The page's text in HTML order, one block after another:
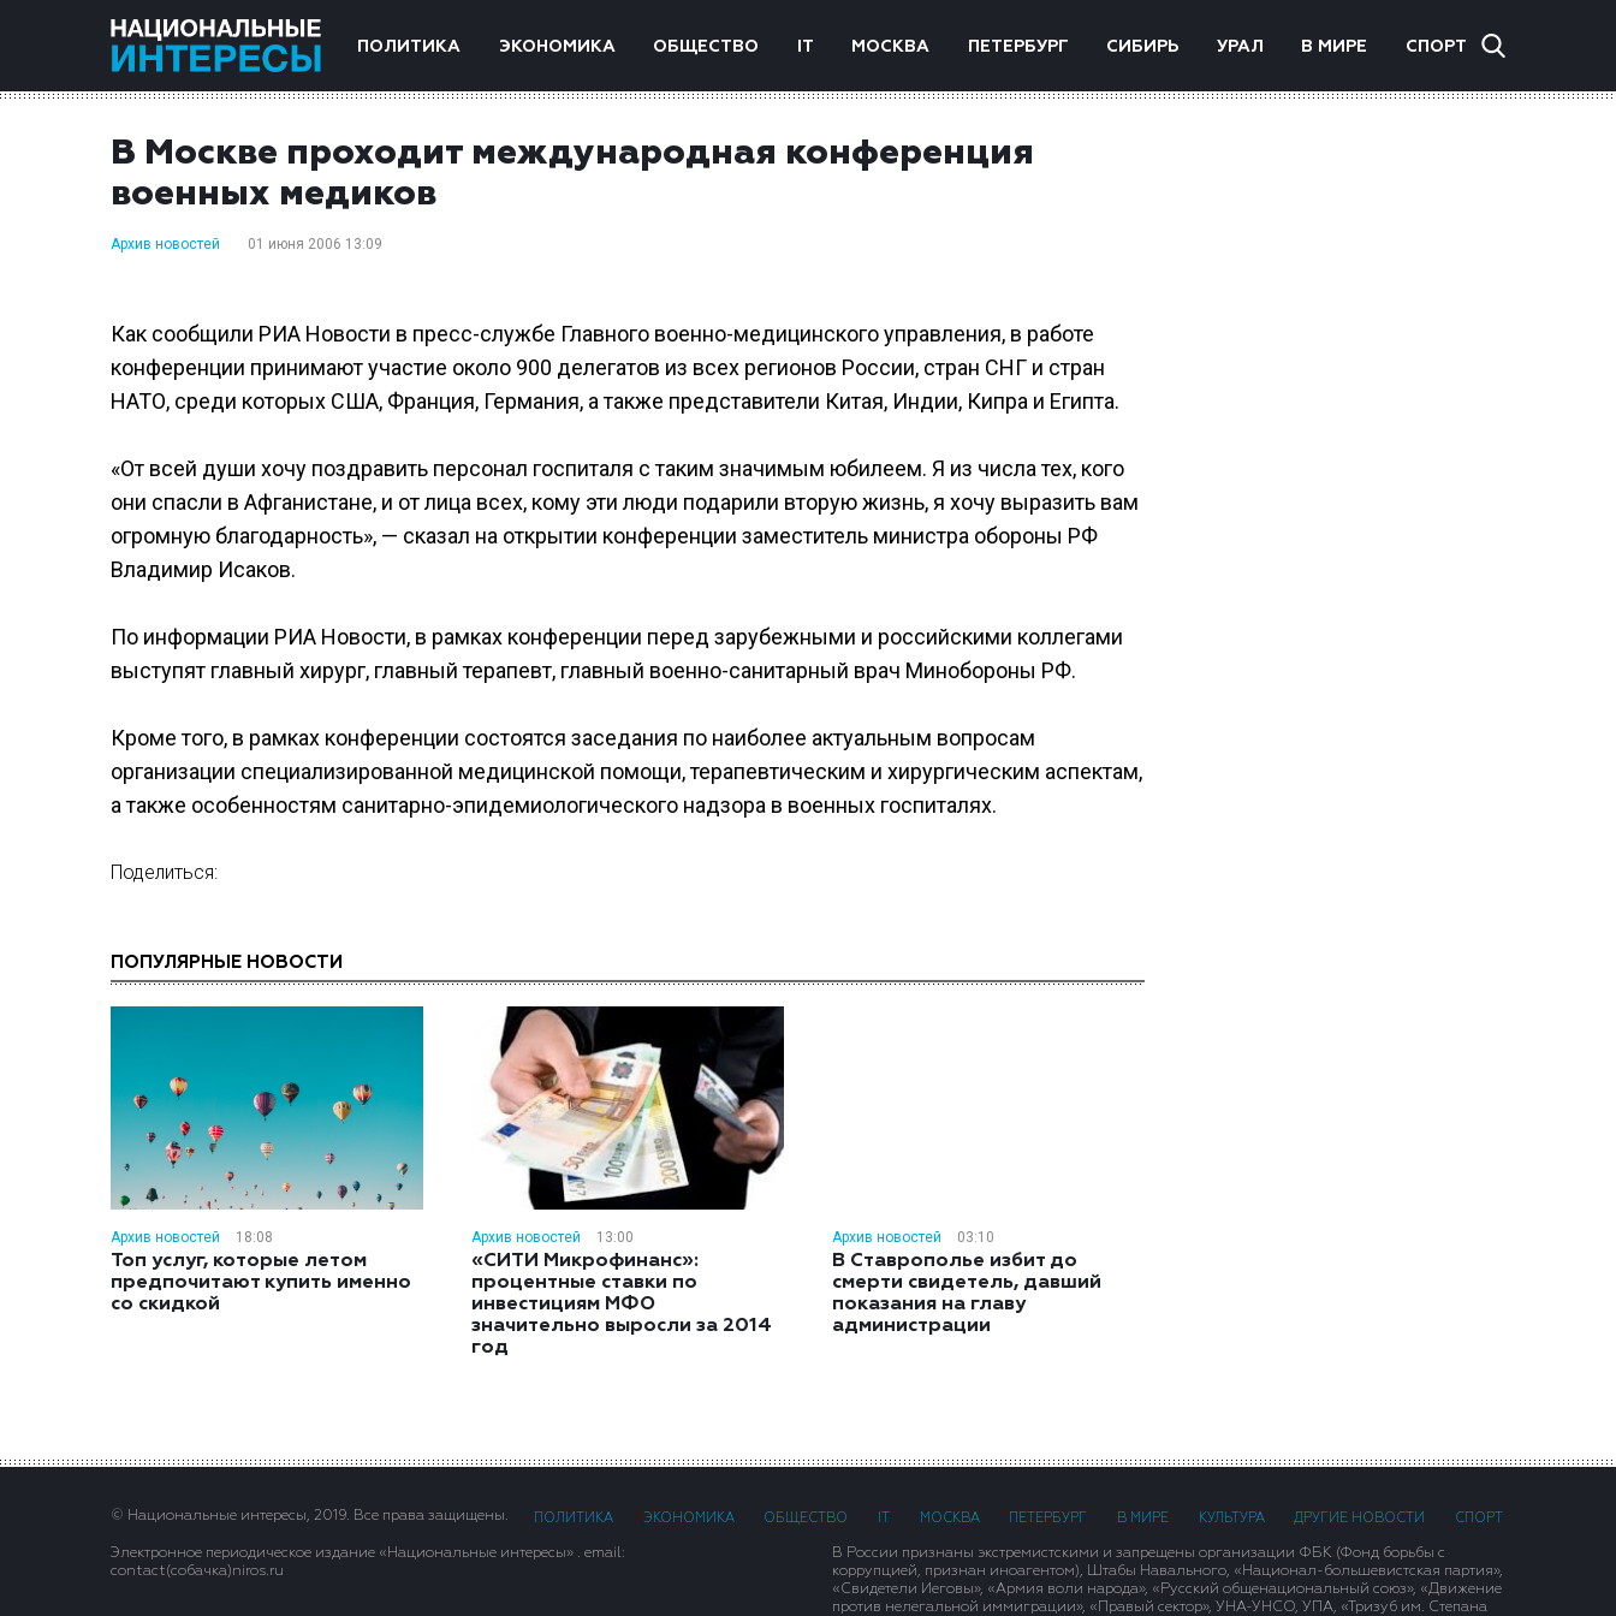
ПОЛИТИКА ЭКОНОМИКА ОБЩЕСТВО IT МОСКВА ПЕТЕРБУРГ СИБИРЬ УРАЛ В МИРЕ СПОРТ
В Москве проходит международная конференция
военных медиков
Архив новостей 01 июня 2006 13:09
Как сообщили РИА Новости в пресс-службе Главного военно-медицинского управления, в работе
конференции принимают участие около 900 делегатов из всех регионов России, стран СНГ и стран
НАТО, среди которых США, Франция, Германия, а также представители Китая, Индии, Кипра и Египта.
«От всей души хочу поздравить персонал госпиталя с таким значимым юбилеем. Я из числа тех, кого
они спасли в Афганистане, и от лица всех, кому эти люди подарили вторую жизнь, я хочу выразить вам
огромную благодарность», — сказал на открытии конференции заместитель министра обороны РФ
Владимир Исаков.
По информации РИА Новости, в рамках конференции перед зарубежными и российскими коллегами
выступят главный хирург, главный терапевт, главный военно-санитарный врач Минобороны РФ.
Кроме того, в рамках конференции состоятся заседания по наиболее актуальным вопросам
организации специализированной медицинской помощи, терапевтическим и хирургическим аспектам,
а также особенностям санитарно-эпидемиологического надзора в военных госпиталях.
Поделиться:
ПОПУЛЯРНЫЕ НОВОСТИ
Архив новостей 18:08
Топ услуг, которые летом
предпочитают купить именно
со скидкой
Архив новостей 13:00
«СИТИ Микрофинанс»:
процентные ставки по
инвестициям МФО
значительно выросли за 2014
год
Архив новостей 03:10
В Ставрополье избит до
смерти свидетель, давший
показания на главу
администрации
© Национальные интересы, 2019. Все права защищены. ПОЛИТИКА ЭКОНОМИКА ОБЩЕСТВО МОСКВА ПЕТЕРБУРГ В МИРЕ КУЛЬТУРА ДРУГИЕ НОВОСТИ СПОРТ
Электронное периодическое издание «Национальные интересы» . email:
contact(сoбaчка)niros.ru
В России признаны экстремистскими и запрещены организации ФБК (Фонд борьбы с
коррупцией, признан иноагентом), Штабы Навального, «Национал-большевистская партия»,
«Свидетели Иеговы», «Армия воли народа», «Русский общенациональный союз», «Движение
против нелегальной иммиграции», «Правый сектор», УНА-УНСО, УПА, «Тризуб им. Степана